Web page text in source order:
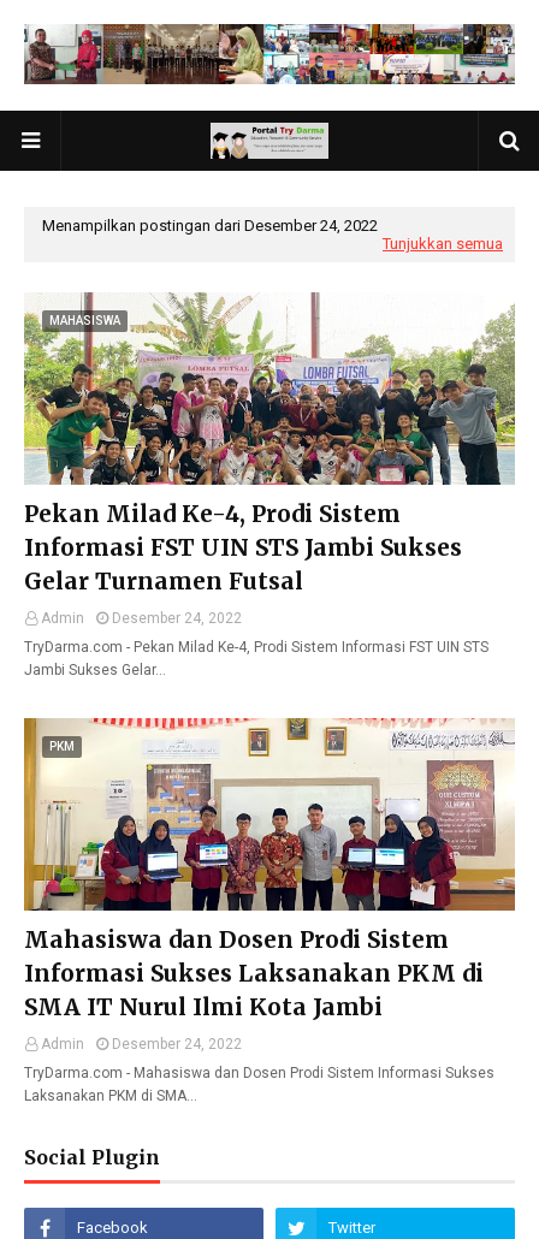
Menampilkan postingan dari Desember 24, 2022
Tunjukkan semua
MAHASISWA
Pekan Milad Ke-4, Prodi Sistem
Informasi FST UIN STS Jambi Sukses
Gelar Turnamen Futsal
Admin
Desember 24, 2022
TryDarma.com - Pekan Milad Ke-4, Prodi Sistem Informasi FST UIN STS
Jambi Sukses Gelar…
PKM
Mahasiswa dan Dosen Prodi Sistem
Informasi Sukses Laksanakan PKM di
SMA IT Nurul Ilmi Kota Jambi
Admin
Desember 24, 2022
TryDarma.com - Mahasiswa dan Dosen Prodi Sistem Informasi Sukses
Laksanakan PKM di SMA…
Social Plugin